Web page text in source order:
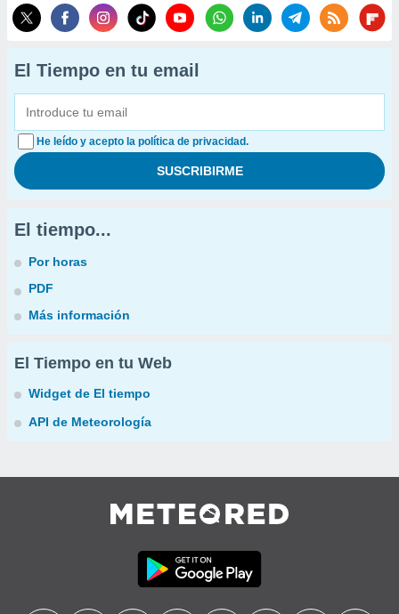
El Tiempo en tu email
He leído y acepto la política de privacidad.
El tiempo...
Por horas
PDF
Más información
El Tiempo en tu Web
Widget de El tiempo
API de Meteorología